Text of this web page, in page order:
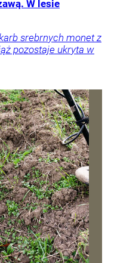
W lesie
srebrnych monet z
pozostaje ukryta w